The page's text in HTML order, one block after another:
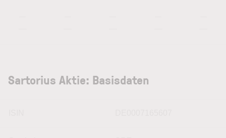
Sartorius Aktie: Basisdaten